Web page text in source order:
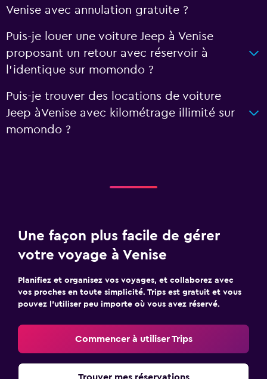
Venise avec annulation gratuite ?
Puis-je louer une voiture Jeep à Venise
proposant un retour avec réservoir à
l'identique sur momondo ?
Puis-je trouver des locations de voiture
Jeep àVenise avec kilométrage illimité sur
momondo ?
Une façon plus facile de gérer
votre voyage à Venise
Planifiez et organisez vos voyages, et collaborez avec
vos proches en toute simplicité. Trips est gratuit et vous
pouvez l’utiliser peu importe où vous avez réservé.
Commencer à utiliser Trips
Trouver mes réservations